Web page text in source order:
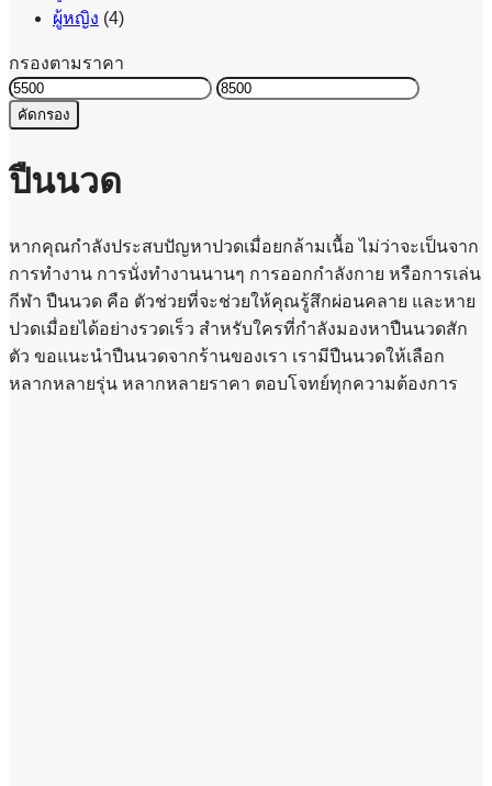
ผู้หญิง (4)
กรองตามราคา
ราคา
ต่ำ
ราคา
คัดกรอง
ปืนนวด
หากคุณกำลังประสบปัญหาปวดเมื่อยกล้ามเนื้อ ไม่ว่าจะเป็นจาก
การทำงาน การนั่งทำงานนานๆ การออกกำลังกาย หรือการเล่น
กีฬา ปืนนวด คือ ตัวช่วยที่จะช่วยให้คุณรู้สึกผ่อนคลาย และหาย
ปวดเมื่อยได้อย่างรวดเร็ว สำหรับใครที่กำลังมองหาปืนนวดสัก
ตัว ขอแนะนำปืนนวดจากร้านของเรา เรามีปืนนวดให้เลือก
หลากหลายรุ่น หลากหลายราคา ตอบโจทย์ทุกความต้องการ